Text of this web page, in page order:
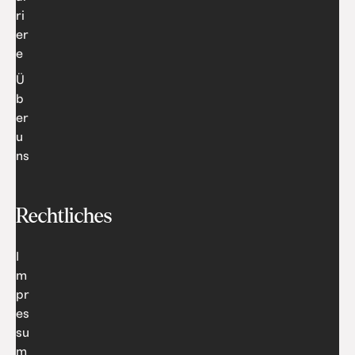
ri
er
e
Ü
b
er
u
ns
Rechtliches
I
m
pr
es
su
m